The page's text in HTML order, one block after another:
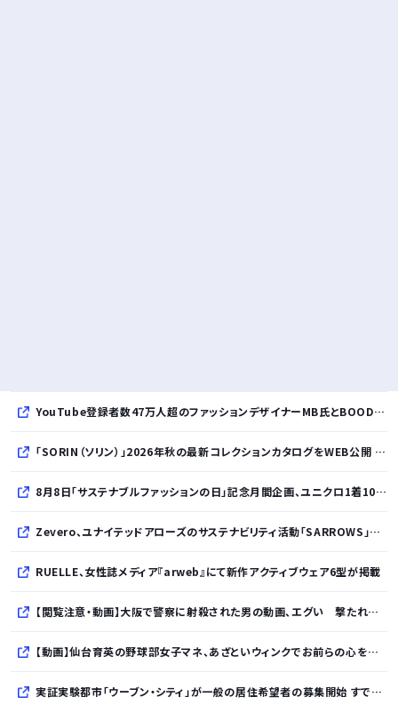
YouTube登録者数47万人超のファッションデザイナーMB氏とBOODYがコラボレーション。極上の着心地を追求した別注Tシャツが8月12日発売開始
「SORIN（ソリン）」2026年秋の最新コレクションカタログをWEB公開 「Paradox in Neutral」をテーマに秩序と反逆が共存する世界観を表現
8月8日「サステナブルファッションの日」記念月間企画、ユニクロ1着100円買取保証とXプレゼントキャンペーンを実施
Zevero、ユナイテッドアローズのサステナビリティ活動「SARROWS」を支援。Scope 3排出量算定の効率化・精緻化を開始
RUELLE、女性誌メディア『arweb』にて新作アクティブウェア6型が掲載
【閲覧注意・動画】大阪で警察に射殺された男の動画、エグい 撃たれてから叫びながら苦しみもがいて死ぬ
【動画】仙台育英の野球部女子マネ、あざといウィンクでお前らの心を鷲掴みｗｗｗｗｗ
実証実験都市「ウーブン・シティ」が一般の居住希望者の募集開始 すでにトヨタ関係者が居住